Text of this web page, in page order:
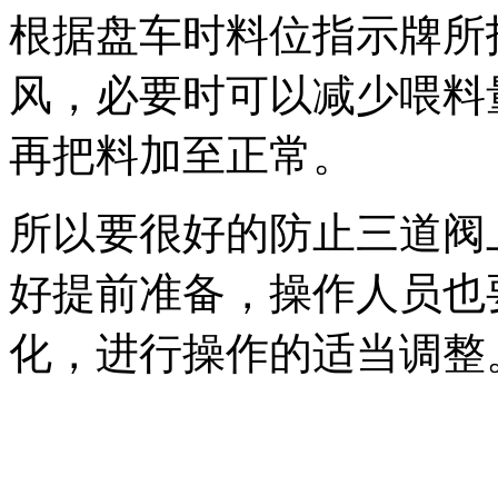
根据盘车时料位指示牌
风，必要时可以减少喂
再把料加至正常。
所以要很好的防止三道
好提前准备，操作人员
化，进行操作的适当调整